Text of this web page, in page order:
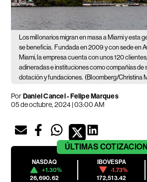
Los millonarios migran en masa a Miami y esta
se beneficia. Fundada en 2009 y con sede en
Miami, la empresa cuenta con unos 120
adineradas e instituciones como compañías de
dotación y fundaciones. (Bloomberg/Christina
PorDaniel Cancel - Felipe Marques
05 de octubre, 2024 | 03:00 AM
ÚLTIMAS
NASDAQ
+1.30%
26,690.62
IBOVESPA
-1.73%
172,513.42